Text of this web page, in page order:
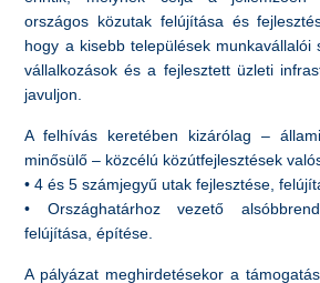
országos közutak felújítása és
hogy a kisebb települések munkavállalói
vállalkozások és a fejlesztett üzleti
javuljon.
A felhívás keretében kizárólag –
minősülő – közcélú közútfejlesztések
• 4 és 5 számjegyű utak fejlesztése,
• Országhatárhoz vezető
felújítása, építése.
A pályázat meghirdetésekor a